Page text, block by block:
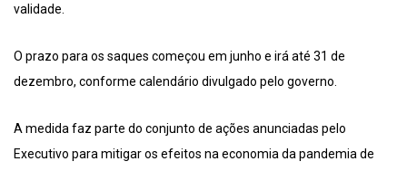
validade.
O prazo para os saques começou em junho e irá até 31 de
dezembro, conforme calendário divulgado pelo governo.
A medida faz parte do conjunto de ações anunciadas pelo
Executivo para mitigar os efeitos na economia da pandemia de